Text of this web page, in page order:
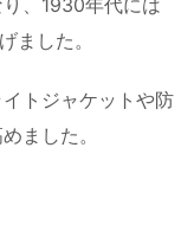
ました。
トジャケットや防
ました​。